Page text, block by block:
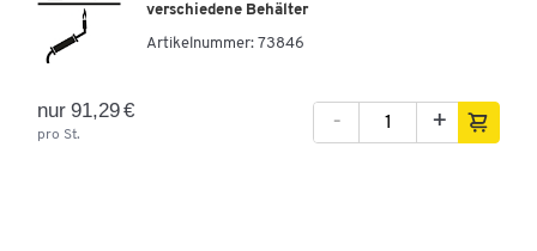
verschiedene Behälter
Artikelnummer: 73846
nur 91,29 €
pro St.
- +